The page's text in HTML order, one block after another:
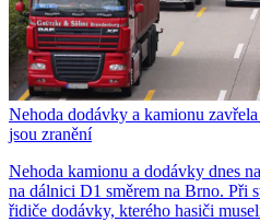
Nehoda dodávky a kamionu
jsou zranění
Nehoda kamionu a dodávky dnes
na dálnici D1 směrem na Brno. Při
řidiče dodávky, kterého hasiči